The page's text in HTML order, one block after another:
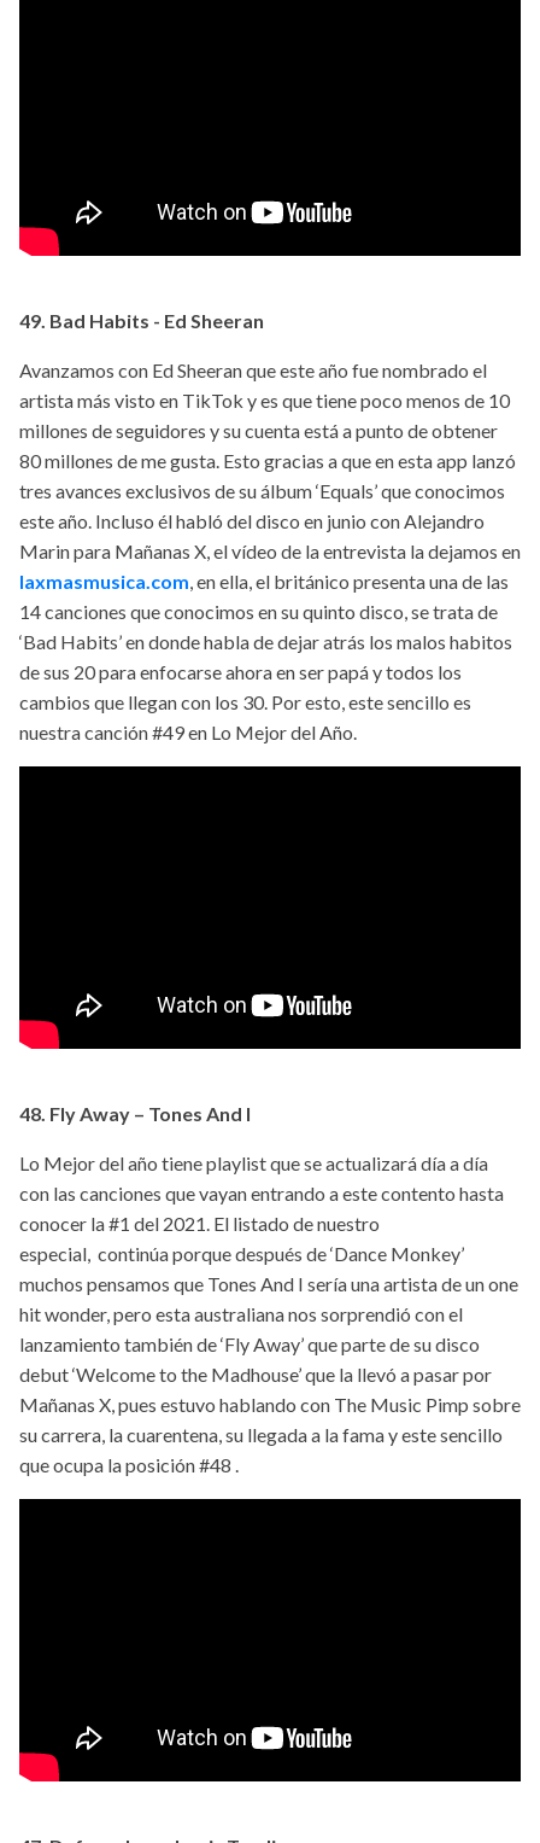
49. Bad Habits - Ed Sheeran
Avanzamos con Ed Sheeran que este año fue nombrado el
artista más visto en TikTok y es que tiene poco menos de 10
millones de seguidores y su cuenta está a punto de obtener
80 millones de me gusta. Esto gracias a que en esta app lanzó
tres avances exclusivos de su álbum ‘Equals’ que conocimos
este año. Incluso él habló del disco en junio con Alejandro
Marin para Mañanas X, el vídeo de la entrevista la dejamos en
laxmasmusica.com, en ella, el británico presenta una de las
14 canciones que conocimos en su quinto disco, se trata de
‘Bad Habits’ en donde habla de dejar atrás los malos habitos
de sus 20 para enfocarse ahora en ser papá y todos los
cambios que llegan con los 30. Por esto, este sencillo es
nuestra canción #49 en Lo Mejor del Año.
48. Fly Away – Tones And I
Lo Mejor del año tiene playlist que se actualizará día a día
con las canciones que vayan entrando a este contento hasta
conocer la #1 del 2021. El listado de nuestro
especial, continúa porque después de ‘Dance Monkey’
muchos pensamos que Tones And I sería una artista de un one
hit wonder, pero esta australiana nos sorprendió con el
lanzamiento también de ‘Fly Away’ que parte de su disco
debut ‘Welcome to the Madhouse’ que la llevó a pasar por
Mañanas X, pues estuvo hablando con The Music Pimp sobre
su carrera, la cuarentena, su llegada a la fama y este sencillo
que ocupa la posición #48 .